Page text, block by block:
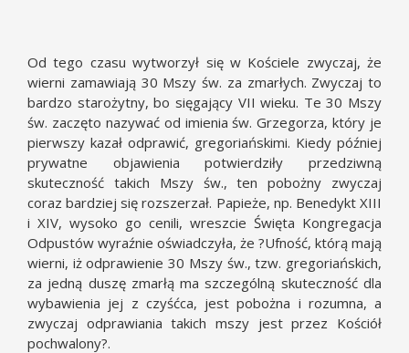
Od tego czasu wytworzył się w Kościele zwyczaj, że
wierni zamawiają 30 Mszy św. za zmarłych. Zwyczaj to
bardzo starożytny, bo sięgający VII wieku. Te 30 Mszy
św. zaczęto nazywać od imienia św. Grzegorza, który je
pierwszy kazał odprawić, gregoriańskimi. Kiedy później
prywatne objawienia potwierdziły przedziwną
skuteczność takich Mszy św., ten pobożny zwyczaj
coraz bardziej się rozszerzał. Papieże, np. Benedykt XIII
i XIV, wysoko go cenili, wreszcie Święta Kongregacja
Odpustów wyraźnie oświadczyła, że ?Ufność, którą mają
wierni, iż odprawienie 30 Mszy św., tzw. gregoriańskich,
za jedną duszę zmarłą ma szczególną skuteczność dla
wybawienia jej z czyśćca, jest pobożna i rozumna, a
zwyczaj odprawiania takich mszy jest przez Kościół
pochwalony?.